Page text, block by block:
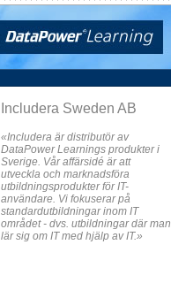
Includera Sweden AB
«Includera är distributör av
DataPower Learnings produkter i
Sverige. Vår affärsidé är att
utveckla och marknadsföra
utbildningsprodukter för IT-
användare. Vi fokuserar på
standardutbildningar inom IT
området - dvs. utbildningar där man
lär sig om IT med hjälp av IT.»